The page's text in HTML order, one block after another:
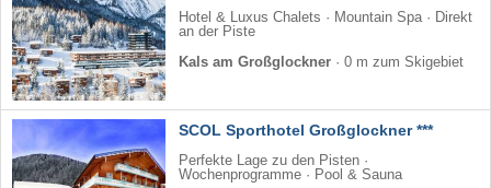
Hotel & Luxus Chalets · Mountain Spa · Direkt
an der Piste
Kals am Großglockner · 0 m zum Skigebiet
SCOL Sporthotel Großglockner ***
Perfekte Lage zu den Pisten ·
Wochenprogramme · Pool & Sauna